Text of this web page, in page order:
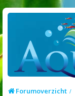
Forumoverzicht